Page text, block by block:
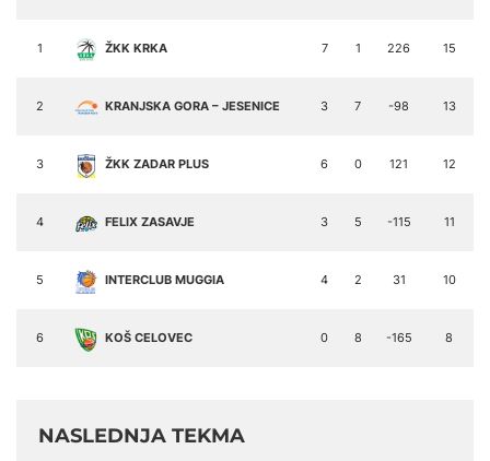
1 ŽKK KRKA 7 1 226 15
2 KRANJSKA GORA – JESENICE 3 7 -98 13
3 ŽKK ZADAR PLUS 6 0 121 12
4 FELIX ZASAVJE 3 5 -115 11
5 INTERCLUB MUGGIA 4 2 31 10
6 KOŠ CELOVEC 0 8 -165 8
NASLEDNJA TEKMA